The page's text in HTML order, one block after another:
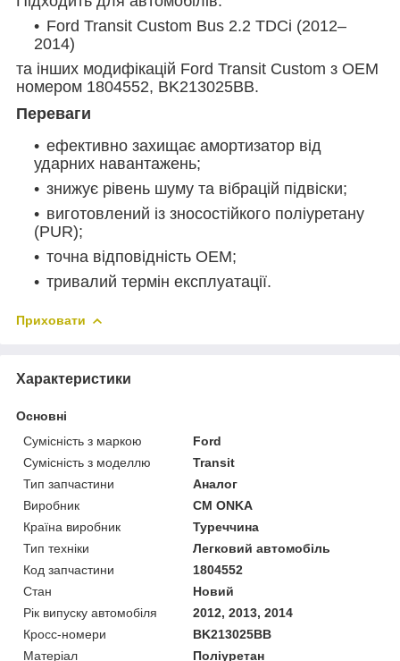
Ford Transit Custom Bus 2.2 TDCi (2012–
2014)
та інших модифікацій Ford Transit Custom з OEM
номером 1804552, BK213025BB.
Переваги
ефективно захищає амортизатор від
ударних навантажень;
знижує рівень шуму та вібрацій підвіски;
виготовлений із зносостійкого поліуретану
(PUR);
точна відповідність OEM;
тривалий термін експлуатації.
Приховати
Характеристики
Основні
Сумісність з маркою
Ford
Сумісність з моделлю
Transit
Тип запчастини
Аналог
Виробник
CM ONKA
Країна виробник
Туреччина
Тип техніки
Легковий автомобіль
Код запчастини
1804552
Стан
Новий
Рік випуску автомобіля
2012, 2013, 2014
Кросс-номери
BK213025BB
Матеріал
Поліуретан